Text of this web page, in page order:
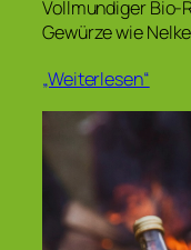
Vollmundiger
Gewürze wie
„Weiterlesen“